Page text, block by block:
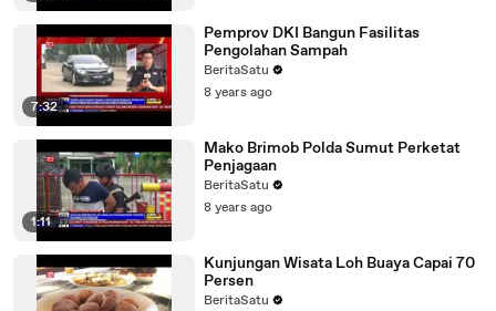
7:32
Pemprov DKI Bangun Fasilitas
Pengolahan Sampah
BeritaSatu
8 years ago
1:11
Mako Brimob Polda Sumut Perketat
Penjagaan
BeritaSatu
8 years ago
Kunjungan Wisata Loh Buaya Capai 70
Persen
BeritaSatu